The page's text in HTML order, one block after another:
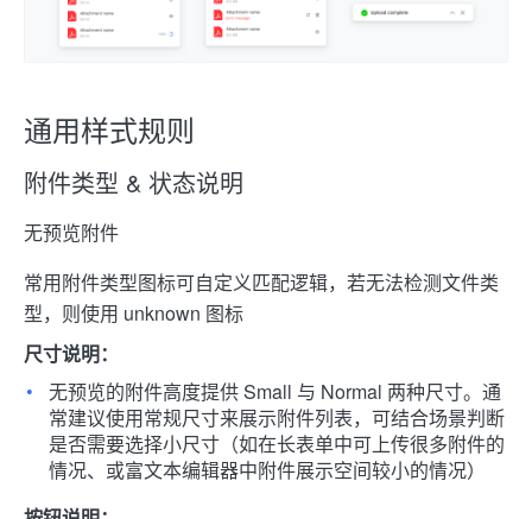
通用样式规则
附件类型 & 状态说明
无预览附件
常用附件类型图标可自定义匹配逻辑，若无法检测文件类
型，则使用 unknown 图标
尺寸说明：
无预览的附件高度提供 Small 与 Normal 两种尺寸。通
常建议使用常规尺寸来展示附件列表，可结合场景判断
是否需要选择小尺寸（如在长表单中可上传很多附件的
情况、或富文本编辑器中附件展示空间较小的情况）